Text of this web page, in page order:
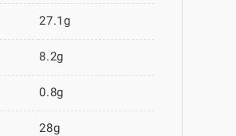
27.1g
8.2g
0.8g
28g